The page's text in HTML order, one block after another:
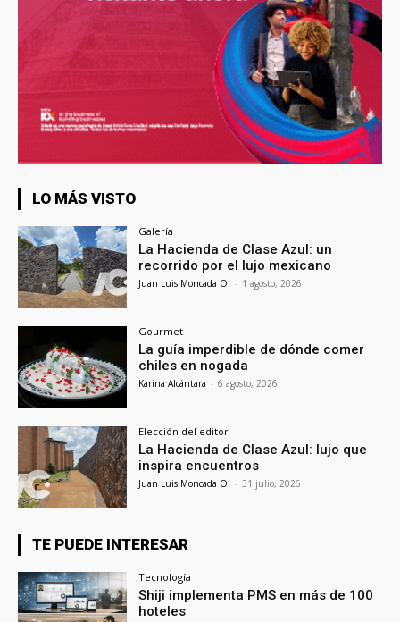
LO MÁS VISTO
Galería
La Hacienda de Clase Azul: un
recorrido por el lujo mexicano
Juan Luis Moncada O. - 1 agosto, 2026
Gourmet
La guía imperdible de dónde comer
chiles en nogada
Karina Alcántara - 6 agosto, 2026
Elección del editor
La Hacienda de Clase Azul: lujo que
inspira encuentros
Juan Luis Moncada O. - 31 julio, 2026
TE PUEDE INTERESAR
Tecnología
Shiji implementa PMS en más de 100
hoteles